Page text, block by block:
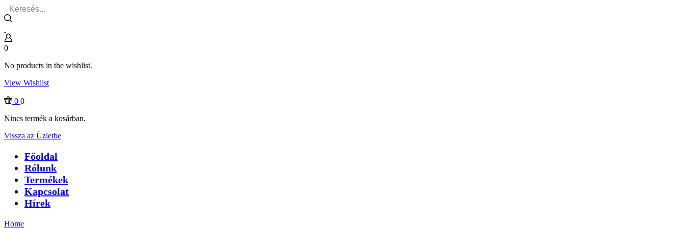
Search
input
0
No products in the wishlist.
View Wishlist
0 0
Nincs termék a kosárban.
Vissza az Üzletbe
Főoldal
Rólunk
Termékek
Kapcsolat
Hírek
Home